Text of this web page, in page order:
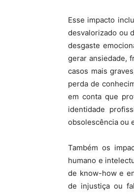
Esse impacto
desvalorizado ou
desgaste
gerar ansiedade,
casos mais
perda de
em conta que
identidade
obsolescência ou
Também os
humano e
de know-how e
de injustiça ou